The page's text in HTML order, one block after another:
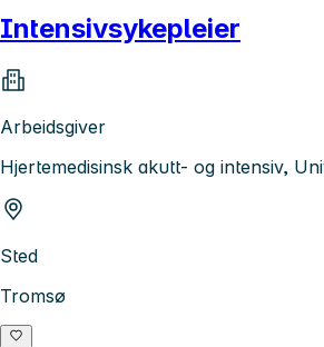
Intensivsykepleier
Arbeidsgiver
Hjertemedisinsk akutt- og intensiv,
Sted
Tromsø